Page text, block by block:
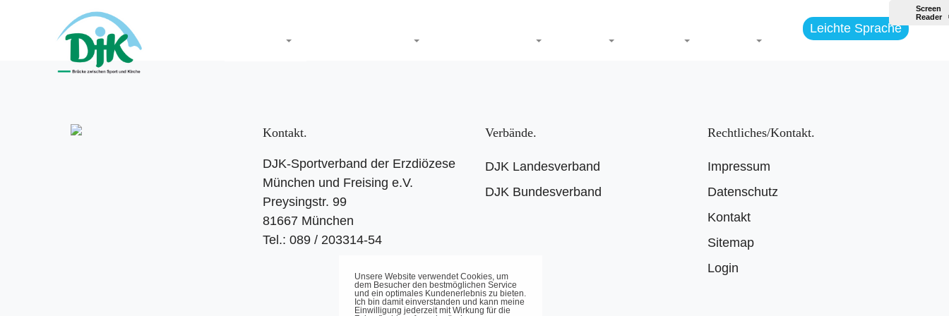
Leichte Sprache
Kontakt
DJK-Sportverband der Erzdiözese
München und Freising e.V.
Preysingstr. 99
81667 München
Tel.: 089 / 203314-54
Verbände
DJK Landesverband
DJK Bundesverband
Rechtliches/Kontakt
Impressum
Datenschutz
Kontakt
Sitemap
Login